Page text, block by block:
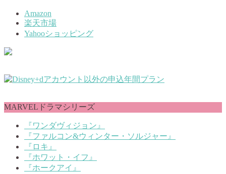
Amazon
楽天市場
Yahooショッピング
MARVELドラマシリーズ
『ワンダヴィジョン』
『ファルコン&ウィンター・ソルジャー』
『ロキ』
『ホワット・イフ』
『ホークアイ』